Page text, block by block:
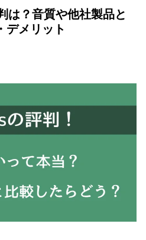
は？音質や他社製品と
デメリット